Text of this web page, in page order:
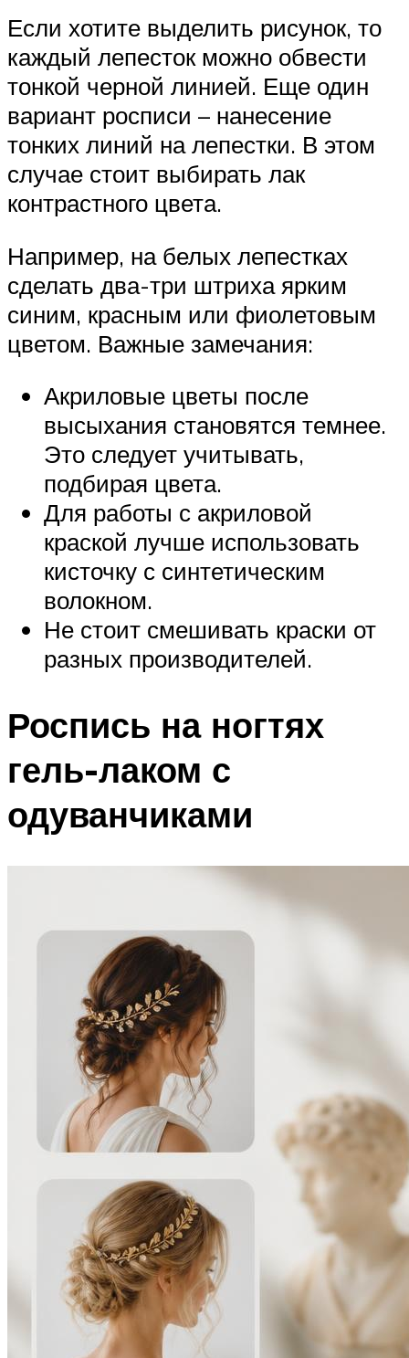
Если хотите выделить рисунок, то
каждый лепесток можно обвести
тонкой черной линией. Еще один
вариант росписи – нанесение
тонких линий на лепестки. В этом
случае стоит выбирать лак
контрастного цвета.
Например, на белых лепестках
сделать два-три штриха ярким
синим, красным или фиолетовым
цветом. Важные замечания:
Акриловые цветы после
высыхания становятся темнее.
Это следует учитывать,
подбирая цвета.
Для работы с акриловой
краской лучше использовать
кисточку с синтетическим
волокном.
Не стоит смешивать краски от
разных производителей.
Роспись на ногтях
гель-лаком с
одуванчиками